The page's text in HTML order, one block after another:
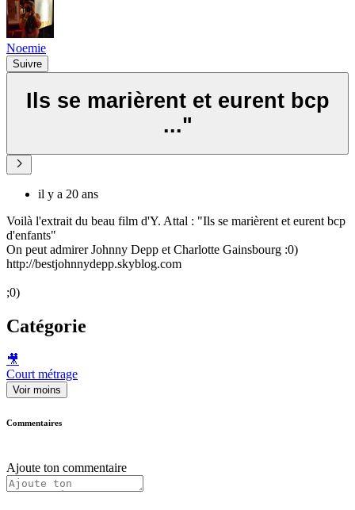
Noemie
Suivre
Ils se marièrent et eurent bcp
..."
il y a 20 ans
Voilà l'extrait du beau film d'Y. Attal : "Ils se marièrent et eurent bcp
d'enfants"
On peut admirer Johnny Depp et Charlotte Gainsbourg :0)
http://bestjohnnydepp.skyblog.com
;0)
Catégorie
🎥
Court métrage
Voir moins
Commentaires
Ajoute ton commentaire